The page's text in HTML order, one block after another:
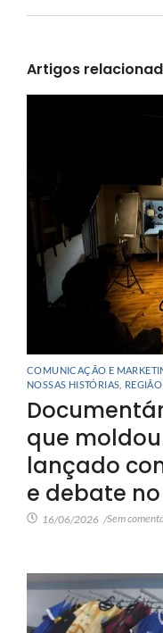
Artigos
COMUNICAÇÃO E
NOSSAS HISTÓRIAS
que
lançado
e debate
16/06/2026 /Sem